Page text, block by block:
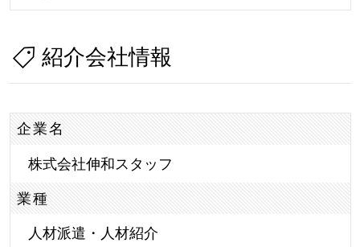
紹介会社情報
企業名
株式会社伸和スタッフ
業種
人材派遣・人材紹介